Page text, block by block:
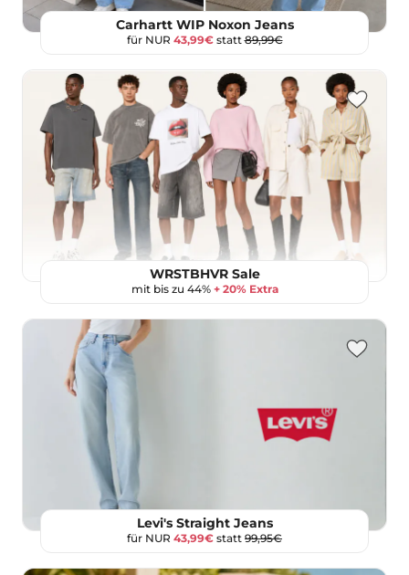
Carhartt WIP Noxon Jeans
für NUR 43,99€statt89,99€
WRSTBHVR Sale
mit bis zu 44% + 20% Extra
Levi's Straight Jeans
für NUR 43,99€ statt 99,95€